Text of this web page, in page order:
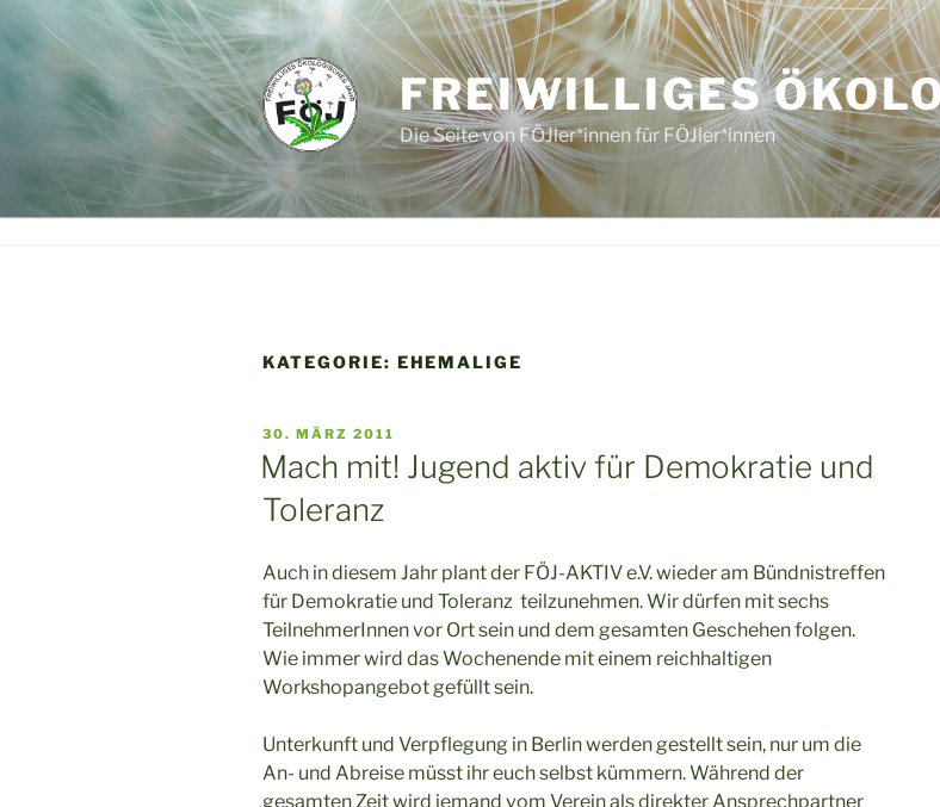
springen
FREIWILLIGES
Die Seite von FÖJler*innen für FÖJler*innen
KATEGORIE: EHEMALIGE
VERÖFFENTLICHT
AM
30. MÄRZ 2011
Mach mit! Jugend aktiv für Demokratie und
Toleranz
Auch in diesem Jahr plant der FÖJ-AKTIV e.V. wieder am Bündnistreffen
für Demokratie und Toleranz teilzunehmen. Wir dürfen mit sechs
TeilnehmerInnen vor Ort sein und dem gesamten Geschehen folgen.
Wie immer wird das Wochenende mit einem reichhaltigen
Workshopangebot gefüllt sein.
Unterkunft und Verpflegung in Berlin werden gestellt sein, nur um die
An- und Abreise müsst ihr euch selbst kümmern. Während der
gesamten Zeit wird jemand vom Verein als direkter Ansprechpartner